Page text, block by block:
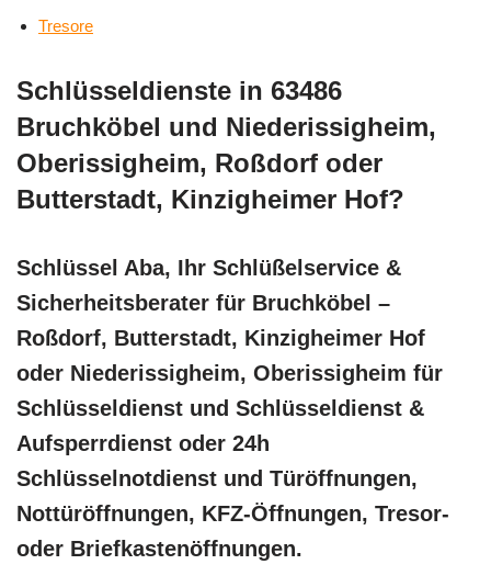
Tresore
Schlüsseldienste in 63486
Bruchköbel und Niederissigheim,
Oberissigheim, Roßdorf oder
Butterstadt, Kinzigheimer Hof?
Schlüssel Aba, Ihr Schlüßelservice &
Sicherheitsberater für Bruchköbel –
Roßdorf, Butterstadt, Kinzigheimer Hof
oder Niederissigheim, Oberissigheim für
Schlüsseldienst und Schlüsseldienst &
Aufsperrdienst oder 24h
Schlüsselnotdienst und Türöffnungen,
Nottüröffnungen, KFZ-Öffnungen, Tresor-
oder Briefkastenöffnungen.